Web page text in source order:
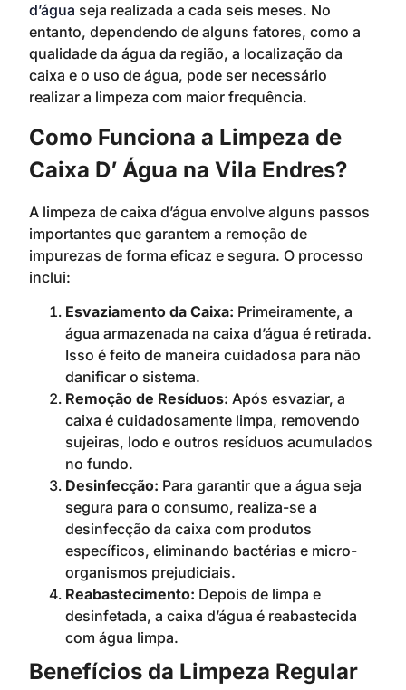
d’água seja realizada a cada seis meses. No
entanto, dependendo de alguns fatores, como a
qualidade da água da região, a localização da
caixa e o uso de água, pode ser necessário
realizar a limpeza com maior frequência.
Como Funciona a Limpeza de
Caixa D’ Água na Vila Endres?
A limpeza de caixa d’água envolve alguns passos
importantes que garantem a remoção de
impurezas de forma eficaz e segura. O processo
inclui:
Esvaziamento da Caixa: Primeiramente, a
água armazenada na caixa d’água é retirada.
Isso é feito de maneira cuidadosa para não
danificar o sistema.
Remoção de Resíduos: Após esvaziar, a
caixa é cuidadosamente limpa, removendo
sujeiras, lodo e outros resíduos acumulados
no fundo.
Desinfecção: Para garantir que a água seja
segura para o consumo, realiza-se a
desinfecção da caixa com produtos
específicos, eliminando bactérias e micro-
organismos prejudiciais.
Reabastecimento: Depois de limpa e
desinfetada, a caixa d’água é reabastecida
com água limpa.
Benefícios da Limpeza Regular